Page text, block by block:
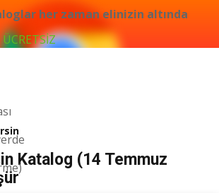
her zaman elinizin altında
Katalog (14 Temmuz